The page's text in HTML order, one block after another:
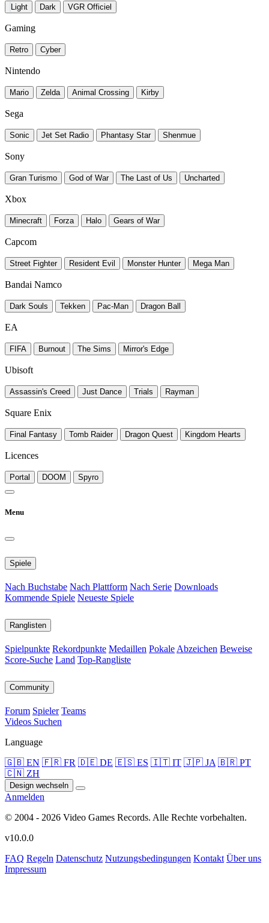
Light Dark VGR Officiel
Gaming
Retro Cyber
Nintendo
Mario Zelda Animal Crossing Kirby
Sega
Sonic Jet Set Radio Phantasy Star Shenmue
Sony
Gran Turismo God of War The Last of Us Uncharted
Xbox
Minecraft Forza Halo Gears of War
Capcom
Street Fighter Resident Evil Monster Hunter Mega Man
Bandai Namco
Dark Souls Tekken Pac-Man Dragon Ball
EA
FIFA Burnout The Sims Mirror's Edge
Ubisoft
Assassin's Creed Just Dance Trials Rayman
Square Enix
Final Fantasy Tomb Raider Dragon Quest Kingdom Hearts
Licences
Portal DOOM Spyro
Menu
Spiele
Nach Buchstabe Nach Plattform Nach Serie Downloads
Kommende Spiele Neueste Spiele
Ranglisten
Spielpunkte Rekordpunkte Medaillen Pokale Abzeichen Beweise
Score-Suche Land Top-Rangliste
Community
Forum Spieler Teams
Videos Suchen
Language
🇬🇧 EN 🇫🇷 FR 🇩🇪 DE 🇪🇸 ES 🇮🇹 IT 🇯🇵 JA 🇧🇷 PT
🇨🇳 ZH
Design wechseln
Anmelden
© 2004 - 2026 Video Games Records. Alle Rechte vorbehalten.
v10.0.0
FAQ Regeln Datenschutz Nutzungsbedingungen Kontakt Über uns
Impressum